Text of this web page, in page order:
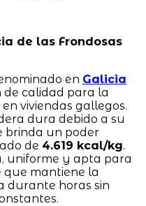
de las Frondosas
en Galicia
de calidad para la
viviendas gallegos.
dura debido a su
brinda un poder
de 4.619 kcal/kg.
uniforme y apta para
mantiene la
durante horas sin